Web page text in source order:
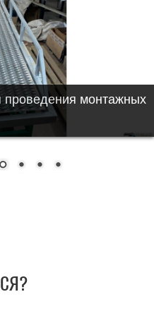
монтажных